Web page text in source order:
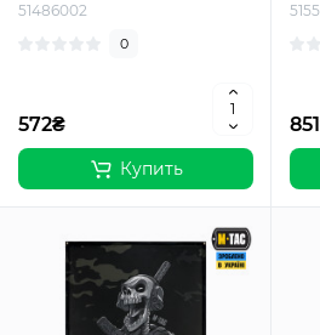
51486002
0
572₴
Купить